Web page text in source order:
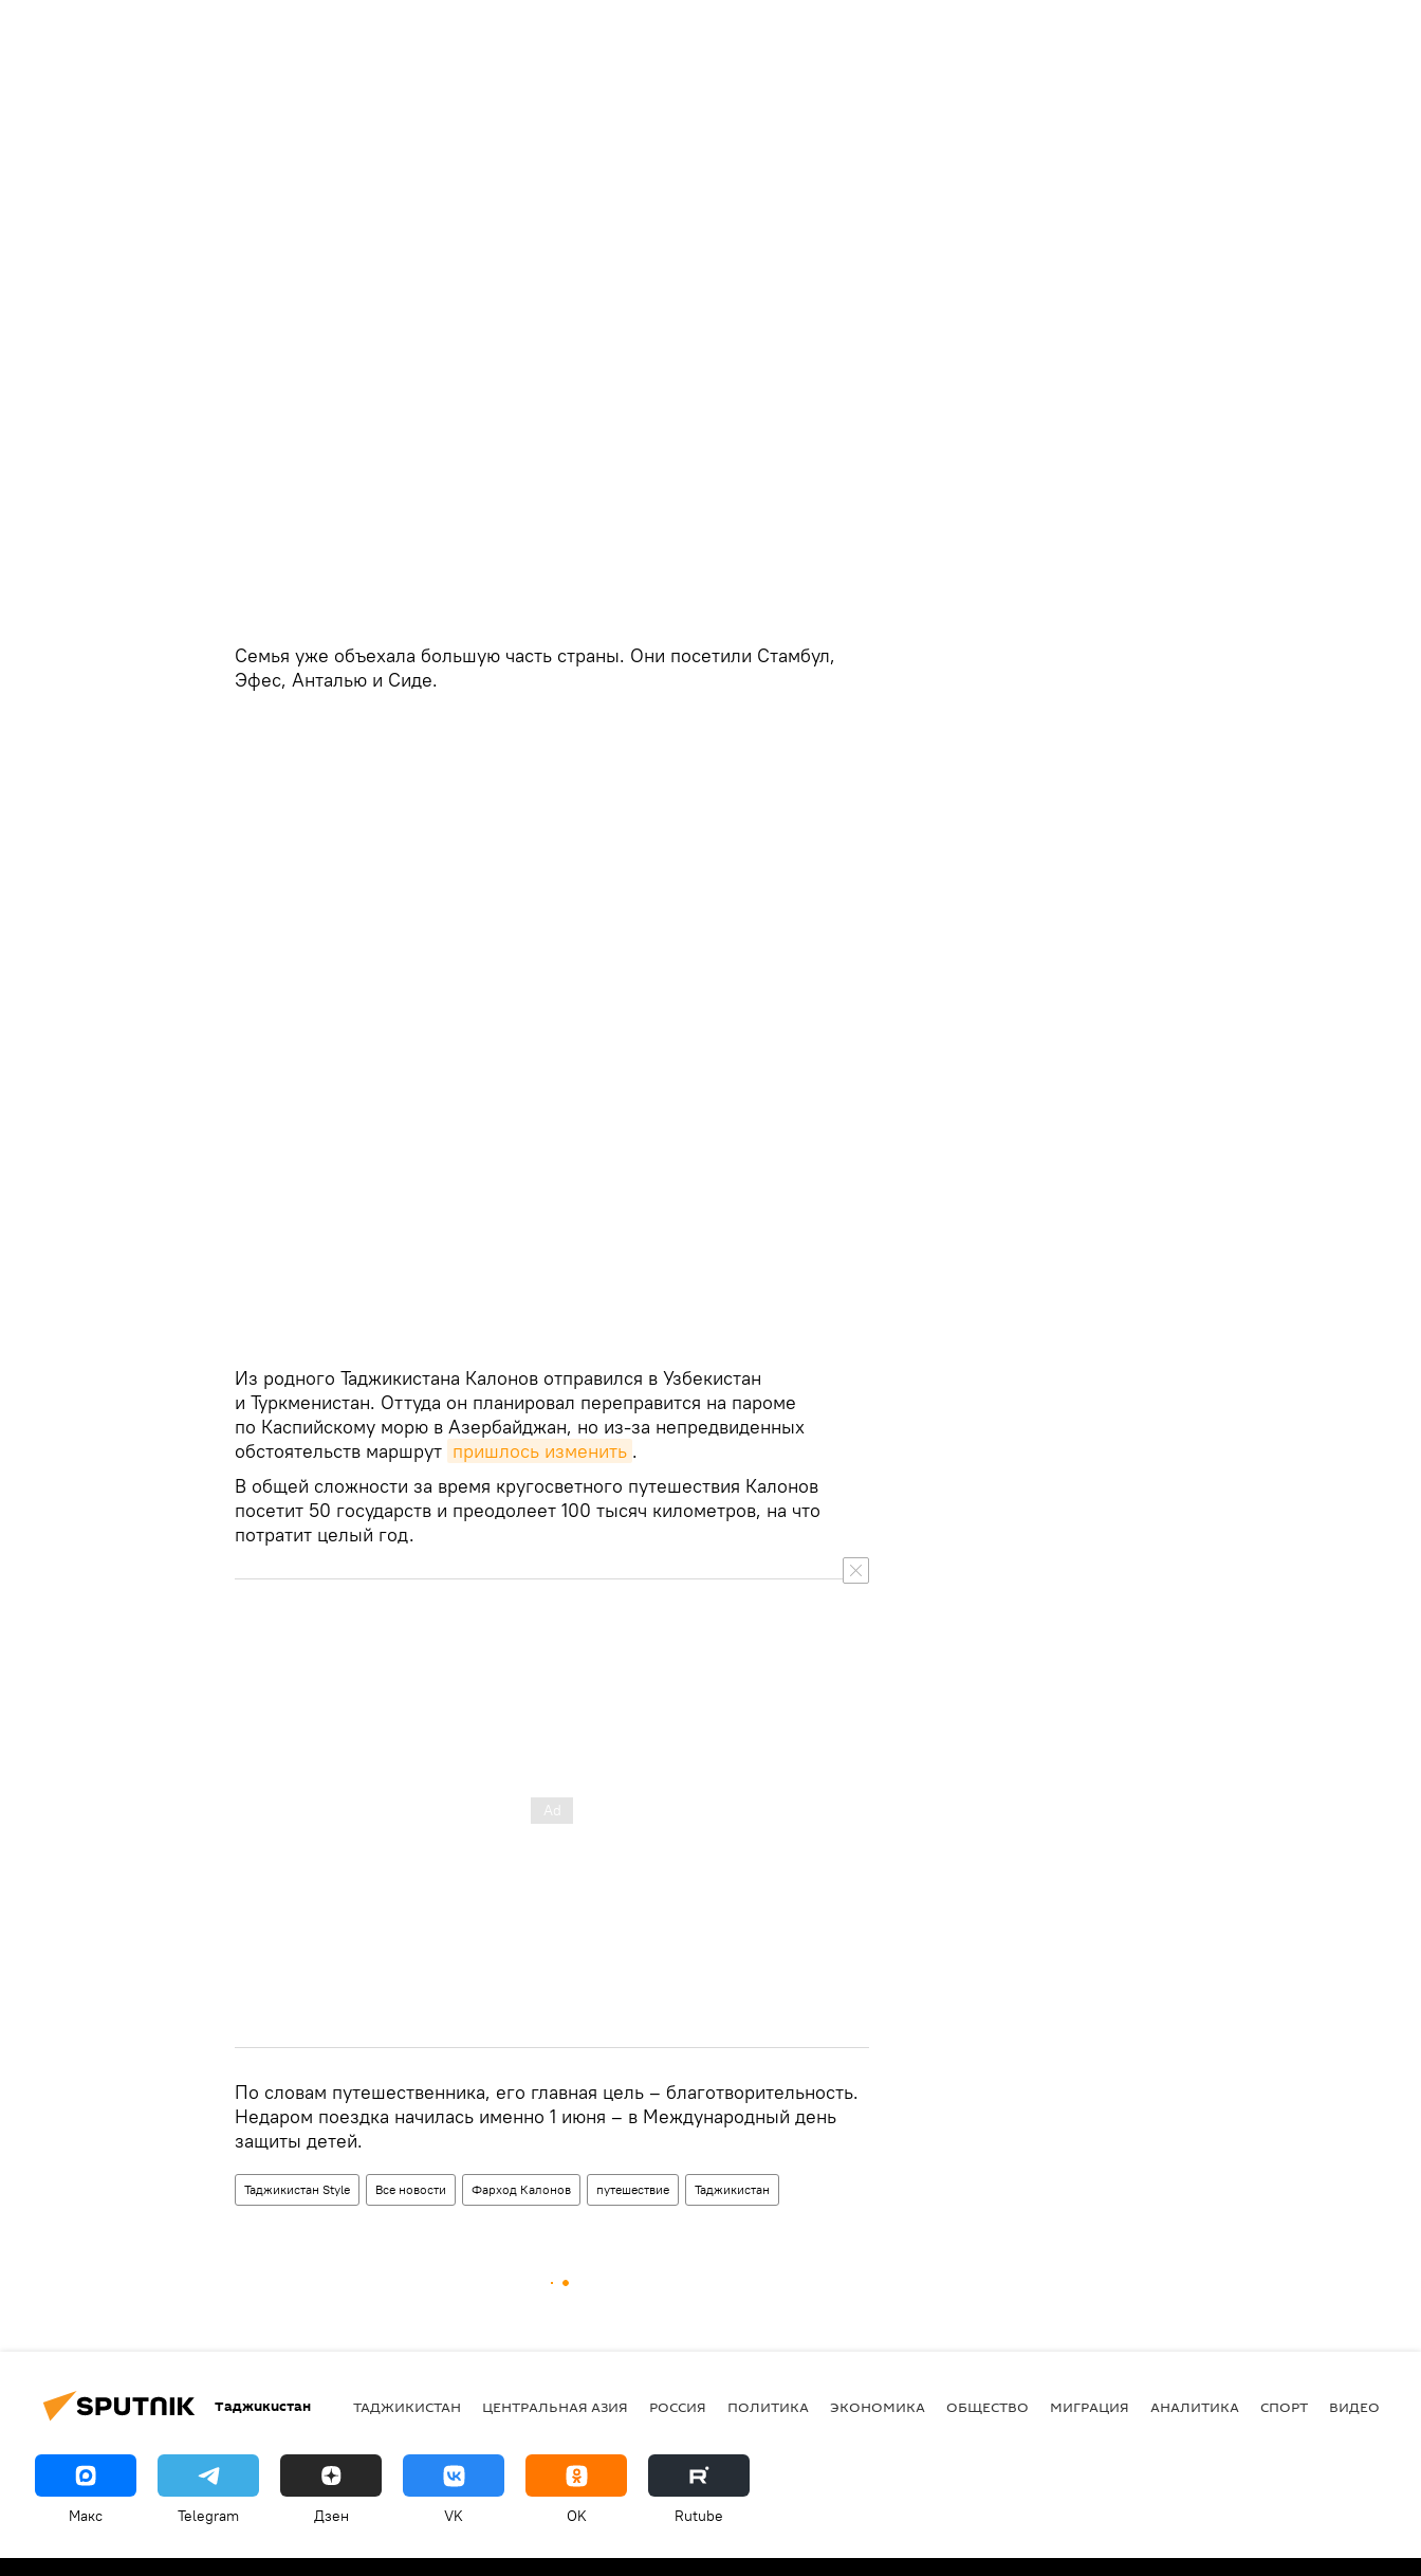
Семья уже объехала большую часть страны. Они посетили Стамбул,
Эфес, Анталью и Сиде.
Из родного Таджикистана Калонов отправился в Узбекистан
и Туркменистан. Оттуда он планировал переправится на пароме
по Каспийскому морю в Азербайджан, но из-за непредвиденных
обстоятельств маршрут пришлось изменить .
В общей сложности за время кругосветного путешествия Калонов
посетит 50 государств и преодолеет 100 тысяч километров, на что
потратит целый год.
По словам путешественника, его главная цель – благотворительность.
Недаром поездка начилась именно 1 июня – в Международный день
защиты детей.
Таджикистан Style Все новости Фарход Калонов путешествие Таджикистан
Таджикистан ТАДЖИКИСТАН ЦЕНТРАЛЬНАЯ АЗИЯ РОССИЯ ПОЛИТИКА ЭКОНОМИКА ОБЩЕСТВО МИГРАЦИЯ АНАЛИТИКА СПОРТ ВИДЕО
Макс Telegram Дзен VK OK Rutube